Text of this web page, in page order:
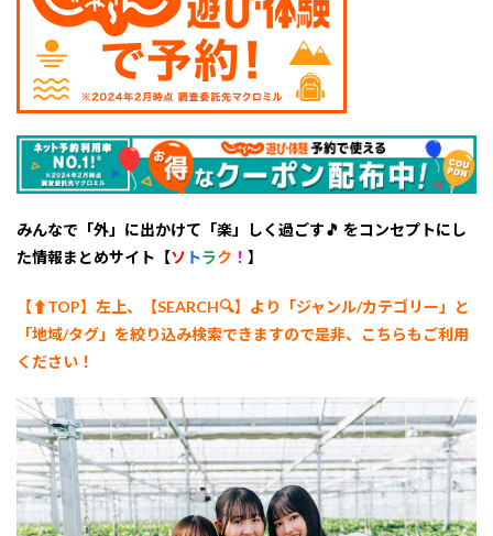
みんなで「外」に出かけて「楽」しく過ごす🎵 をコンセプトにし
た情報まとめサイト【ソ トラク ！ 】
【⬆︎TOP】左上、【SEARCH🔍】より「ジャンル/カテゴリー 」と
「地域/タグ」を絞り込み検索できますので是非、こちらもご利用
ください！